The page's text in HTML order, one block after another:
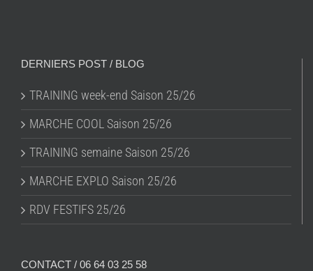
DERNIERS POST / BLOG
TRAINING week-end Saison 25/26
MARCHE COOL Saison 25/26
TRAINING semaine Saison 25/26
MARCHE EXPLO Saison 25/26
RDV FESTIFS 25/26
CONTACT / 06 64 03 25 58